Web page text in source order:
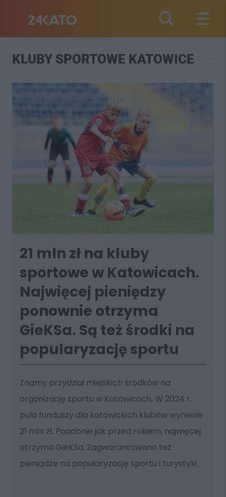
KLUBY SPORTOWE KATOWICE
21 mln zł na kluby
sportowe w Katowicach.
Najwięcej pieniędzy
ponownie otrzyma
GieKSa. Są też środki na
popularyzację sportu
Znamy przydział miejskich środków na
organizację sportu w Katowicach. W 2024 r.
pula funduszy dla katowickich klubów wyniesie
21 mln zł. Podobnie jak przed rokiem, najwięcej
otrzyma GieKSa. Zagwarantowano też
pieniądze na popularyzację sportu i turystyki.